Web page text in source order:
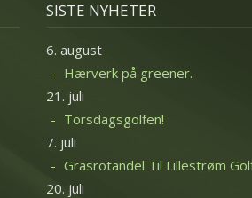
SISTE NYHETER
6. august
Hærverk på greener.
21. juli
Torsdagsgolfen!
7. juli
Grasrotandel Til Lillestrøm
20. juli